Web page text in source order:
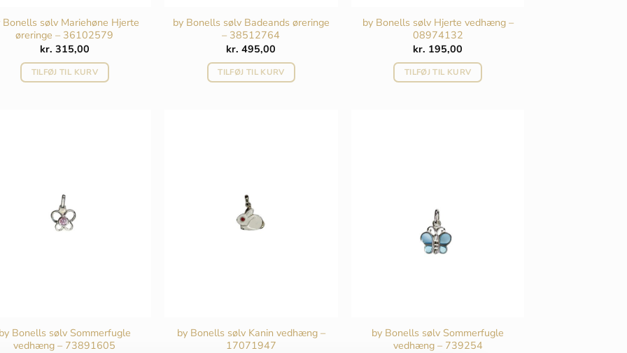
Bonells sølv Mariehøne Hjerte
øreringe – 36102579
kr. 315,00
TILFØJ TIL KURV
by Bonells sølv Badeands øreringe
– 38512764
kr. 495,00
TILFØJ TIL KURV
by Bonells sølv Hjerte vedhæng –
08974132
kr. 195,00
TILFØJ TIL KURV
by Bonells sølv Sommerfugle
vedhæng – 73891605
by Bonells sølv Kanin vedhæng –
17071947
by Bonells sølv Sommerfugle
vedhæng – 739254